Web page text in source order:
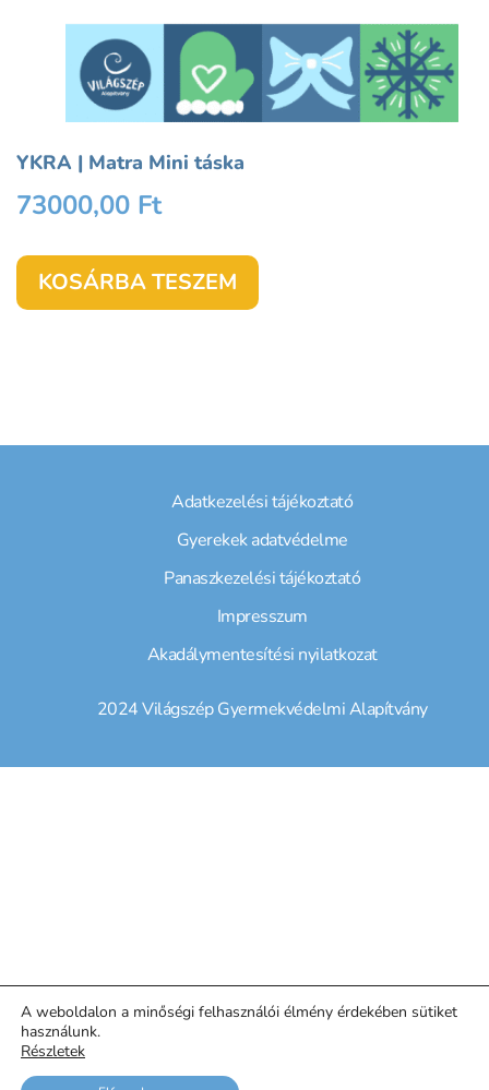
YKRA | Matra Mini táska
73000,00 Ft
KOSÁRBA TESZEM
2024 Világszép Gyermekvédelmi Alapítvány
Adatkezelési tájékoztató
Gyerekek adatvédelme
Panaszkezelési tájékoztató
Impresszum
Akadálymentesítési nyilatkozat
A weboldalon a minőségi felhasználói élmény érdekében sütiket
használunk.
Részletek